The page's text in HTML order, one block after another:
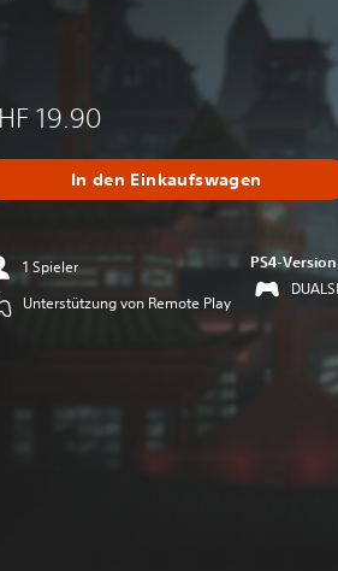
19.90
In den Einkaufswagen
1 Spieler
Unterstützung von Remote Play
PS4-Version